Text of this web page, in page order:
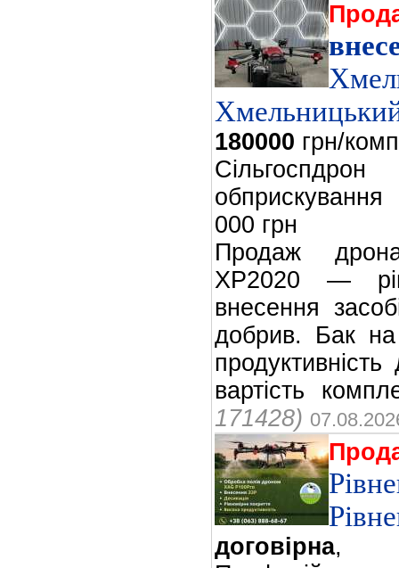
180000 грн/
000 грн
Продаж
XP2020 —
внесення
добрив. Бак на
вартість
171428)
договірна,